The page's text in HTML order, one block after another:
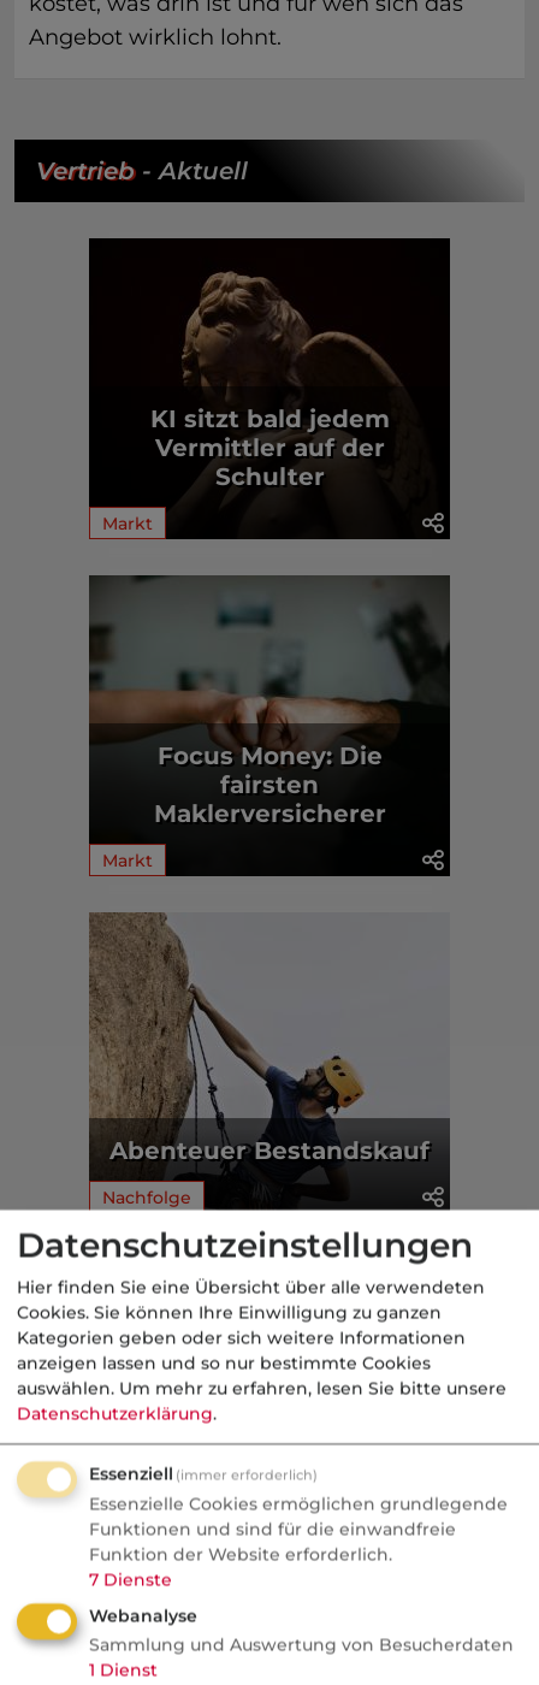
Angebot wirklich lohnt.
Vertrieb- Aktuell
KI sitzt bald jedem
Vermittler auf der
Schulter
Markt
Focus Money: Die
fairsten
Maklerversicherer
Markt
Abenteuer Bestandskauf
Nachfolge
Aus der dvb-Redaktion
Politik
Nachrichten
GKV-Beiträge als Instrument
der Industriepolitik
Die Vorsitzende des Gemeinsamen
Bundesausschusses hat im Interview
einen Satz gesagt, den man zweimal
lesen muss: Beitragsgelder der GKV-
Versicherten wurden genutzt, um
Arzneimittelpreise künstlich ...
Datenschutzeinstellungen
Hier finden Sie eine Übersicht über alle verwendeten
Cookies. Sie können Ihre Einwilligung zu ganzen
Kategorien geben oder sich weitere Informationen
anzeigen lassen und so nur bestimmte Cookies
auswählen. Um mehr zu erfahren, lesen Sie bitte unsere
Datenschutzerklärung.
Essenziell (immer erforderlich)
Essenzielle Cookies ermöglichen grundlegende
Funktionen und sind für die einwandfreie
Funktion der Website erforderlich.
7 Dienste
Webanalyse
Sammlung und Auswertung von Besucherdaten
1 Dienst